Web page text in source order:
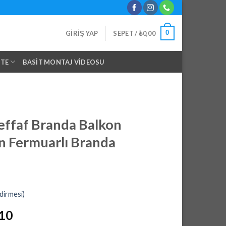
GIRIŞ YAP SEPET /₺0,00 0
BASIT MONTAJ VIDEOSU
Branda Balkon
Fermuarlı Branda
Şu